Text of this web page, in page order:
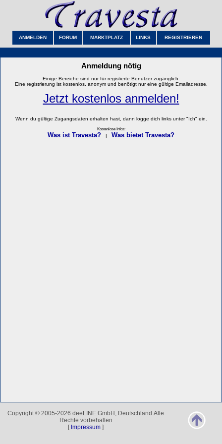
ANMELDEN FORUM MARKTPLATZ LINKS REGISTRIEREN
Anmeldung nötig
Einige Bereiche sind nur für registierte Benutzer zugänglich.
Eine registrierung ist kostenlos, anonym und benötigt nur eine gültige Emailadresse.
Jetzt kostenlos anmelden!
Wenn du gültige Zugangsdaten erhalten hast, dann logge dich links unter "Ich" ein.
Kostenlose Infos:
Was ist Travesta? Was bietet Travesta?
Copyright © 2005-2026 deeLINE GmbH, Deutschland.Alle
Rechte vorbehalten
[ Impressum ]